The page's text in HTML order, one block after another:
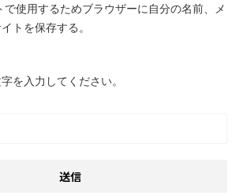
で使用するためブラウザーに自分の名前、メ
トを保存する。
を入力してください。